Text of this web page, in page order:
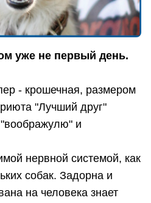
уже не первый день.
- крошечная, размером
"Лучший друг"
"воображулю" и
нервной системой, как
собак. Задорна и
на человека знает